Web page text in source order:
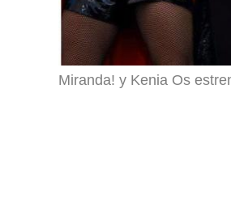
Miranda! y Kenia Os